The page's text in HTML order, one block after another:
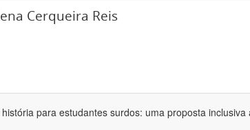
Cerqueira Reis
para estudantes surdos: uma proposta